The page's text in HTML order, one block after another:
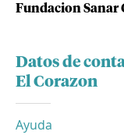
Fundacion Sanar
Datos de
El Corazon
Ayuda